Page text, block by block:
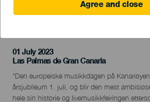
Agree and close
01 July 2023
Localidad
Las Palmas de Gran Canaria
Descripción
del
evento
"Den europeiske musikkdagen på
årsjubileum 1. juli, og blir den mest
hele sin historie og livemusikkfeiringen